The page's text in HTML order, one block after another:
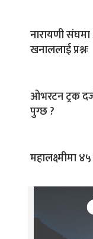
नारायणी
खनाललाई प्रश्नः
ओभरटन ट्रक
पुग्छ ?
महालक्ष्मीमा ४५